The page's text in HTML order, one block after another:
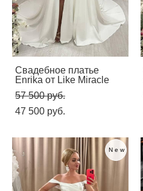
Свадебное платье
Enrika от Like Miracle
57 500 pуб.
47 500 pуб.
New